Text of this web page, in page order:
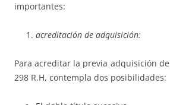
importantes:
acreditación de adquisición:
Para acreditar la previa adquisición
298 R.H, contempla dos posibilidades: